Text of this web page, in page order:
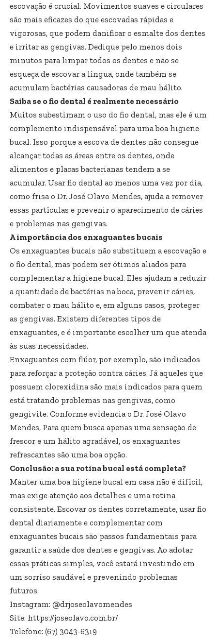
escovação é crucial. Movimentos suaves e circulares
são mais eficazes do que escovadas rápidas e
vigorosas, que podem danificar o esmalte dos dentes
e irritar as gengivas. Dedique pelo menos dois
minutos para limpar todos os dentes e não se
esqueça de escovar a língua, onde também se
acumulam bactérias causadoras de mau hálito.
Saiba se o fio dental é realmente necessário
Muitos subestimam o uso do fio dental, mas ele é um
complemento indispensável para uma boa higiene
bucal. Isso porque a escova de dentes não consegue
alcançar todas as áreas entre os dentes, onde
alimentos e placas bacterianas tendem a se
acumular. Usar fio dental ao menos uma vez por dia,
como frisa o Dr. José Olavo Mendes, ajuda a remover
essas partículas e prevenir o aparecimento de cáries
e problemas nas gengivas.
A importância dos enxaguantes bucais
Os enxaguantes bucais não substituem a escovação e
o fio dental, mas podem ser ótimos aliados para
complementar a higiene bucal. Eles ajudam a reduzir
a quantidade de bactérias na boca, prevenir cáries,
combater o mau hálito e, em alguns casos, proteger
as gengivas. Existem diferentes tipos de
enxaguantes, e é importante escolher um que atenda
às suas necessidades.
Enxaguantes com flúor, por exemplo, são indicados
para reforçar a proteção contra cáries. Já aqueles que
possuem clorexidina são mais indicados para quem
está tratando problemas nas gengivas, como
gengivite. Conforme evidencia o Dr. José Olavo
Mendes, Para quem busca apenas uma sensação de
frescor e um hálito agradável, os enxaguantes
refrescantes são uma boa opção.
Conclusão: a sua rotina bucal está completa?
Manter uma boa higiene bucal em casa não é difícil,
mas exige atenção aos detalhes e uma rotina
consistente. Escovar os dentes corretamente, usar fio
dental diariamente e complementar com
enxaguantes bucais são passos fundamentais para
garantir a saúde dos dentes e gengivas. Ao adotar
essas práticas simples, você estará investindo em
um sorriso saudável e prevenindo problemas
futuros.
Instagram: @drjoseolavomendes
Site: https://joseolavo.com.br/
Telefone: (67) 3043-6319